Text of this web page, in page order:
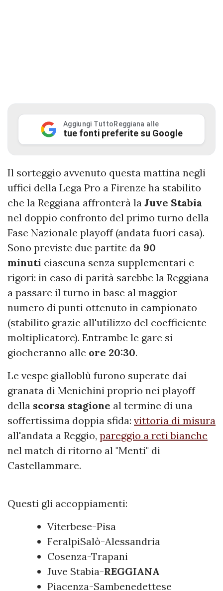
Aggiungi TuttoReggiana alle
tue fonti preferite su Google
Il sorteggio avvenuto questa mattina negli
uffici della Lega Pro a Firenze ha stabilito
che la Reggiana affronterà la Juve Stabia
nel doppio confronto del primo turno della
Fase Nazionale playoff (andata fuori casa).
Sono previste due partite da 90
minuti ciascuna senza supplementari e
rigori: in caso di parità sarebbe la Reggiana
a passare il turno in base al maggior
numero di punti ottenuto in campionato
(stabilito grazie all'utilizzo del coefficiente
moltiplicatore). Entrambe le gare si
giocheranno alle ore 20:30.
Le vespe gialloblù furono superate dai
granata di Menichini proprio nei playoff
della scorsa stagione al termine di una
soffertissima doppia sfida: vittoria di misura
all'andata a Reggio, pareggio a reti bianche
nel match di ritorno al "Menti" di
Castellammare.
Questi gli accoppiamenti:
Viterbese-Pisa
FeralpiSalò-Alessandria
Cosenza-Trapani
Juve Stabia-REGGIANA
Piacenza-Sambenedettese